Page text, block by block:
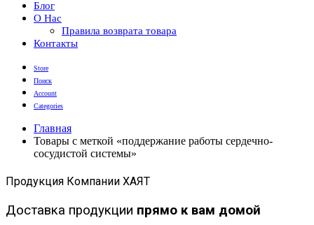
Блог
О Нас
Правила возврата товара
Контакты
Store
Поиск
Account
Categories
Главная
Товары с меткой «поддержание работы сердечно-
сосудистой системы»
Продукция Компании ХАЯТ
Доставка продукции прямо к вам домой